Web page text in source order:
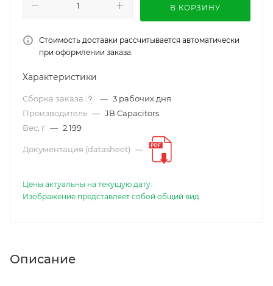
В КОРЗИНУ
Стоимость доставки рассчитывается автоматически
при оформлении заказа.
Характеристики
Сборка заказа ? — 3 рабочих дня
Производитель — JB Capacitors
Вес, г — 2.199
Документация (datasheet) —
Цены актуальны на текущую дату.
Изображение представляет собой общий вид.
Описание